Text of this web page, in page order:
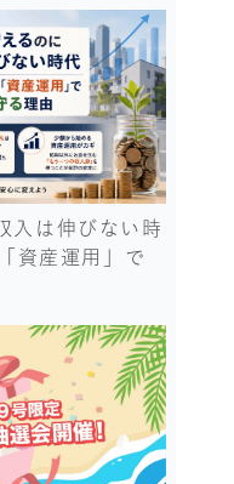
入は伸びない時
資産運用」で